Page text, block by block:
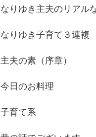
なりゆき主夫のリアル
なりゆき子育て３連複
主夫の素（序章）
今日のお料理
子育て系